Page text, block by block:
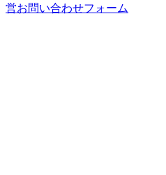
営お問い合わせフォーム